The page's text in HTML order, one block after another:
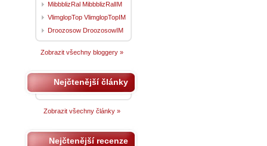
MibbblizRal MibbblizRalIM
VlimglopTop VlimglopTopIM
Droozosow DroozosowIM
Zobrazit všechny bloggery »
Nejčtenější články
Zobrazit všechny články »
Nejčtenější recenze